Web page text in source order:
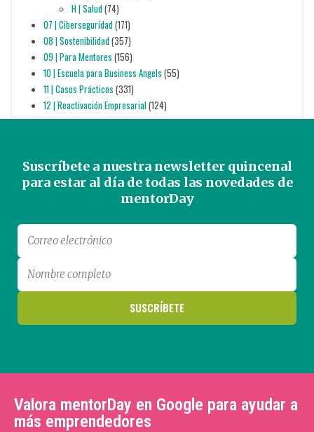
H | Salud(74)
07 | Ciberseguridad(171)
08 | Sostenibilidad(357)
09 | Para Mentores (156)
10 | Escuela para Business Angels (55)
11 | Casos Prácticos (331)
12 | Reactivación Empresarial(124)
Suscríbete a nuestra newsletter quincenal
para estar al día de todas las novedades de
mentorDay
Valora mentorDay en Google para ayudar a
más emprendedores